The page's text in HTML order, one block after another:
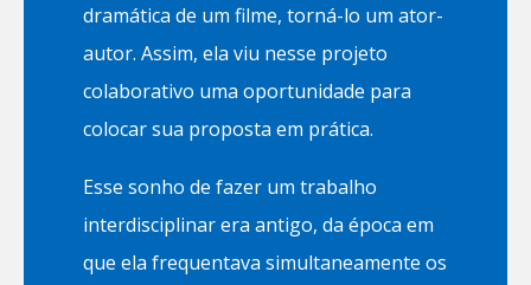
dramática de um filme, torná-lo um ator-
autor. Assim, ela viu nesse projeto
colaborativo uma oportunidade para
colocar sua proposta em prática.
Esse sonho de fazer um trabalho
interdisciplinar era antigo, da época em
que ela frequentava simultaneamente os